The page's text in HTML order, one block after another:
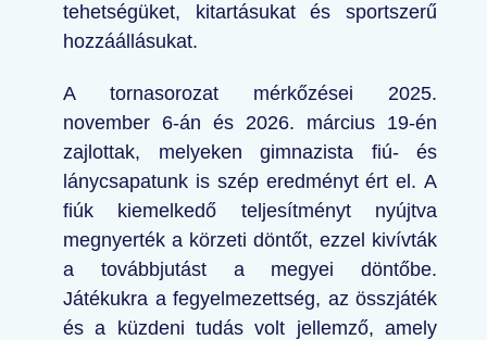
tehetségüket, kitartásukat és sportszerű
hozzáállásukat.
A tornasorozat mérkőzései 2025.
november 6-án és 2026. március 19-én
zajlottak, melyeken gimnazista fiú- és
lánycsapatunk is szép eredményt ért el. A
fiúk kiemelkedő teljesítményt nyújtva
megnyerték a körzeti döntőt, ezzel kivívták
a továbbjutást a megyei döntőbe.
Játékukra a fegyelmezettség, az összjáték
és a küzdeni tudás volt jellemző, amely